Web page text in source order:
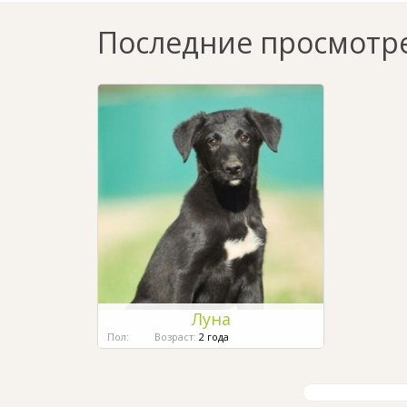
Последние
Луна
Пол: Возраст: 2 года